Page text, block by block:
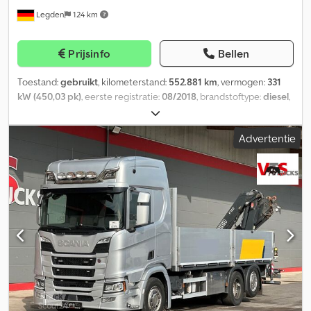
Legden 124 km
Prijsinfo Bellen
Toestand:gebruikt, kilometerstand: 552.881 km, vermogen: 331
kW (450,03 pk), eerste registratie:08/2018, brandstoftype:diesel,
, asconfiguratie:
keuring (TÜV):08/2026, remmen:retarder, kleur:zilver, soort
overbrenging:automatisch, emissieklasse: Euro 6
, totale lengte:
, totale breedte:2.550 mm , totale hoogte: 3.850 mm,
laadruimte lengte:6.658 mm, laadruimtebreedte:2.486 mm,
laadruimtehoogte:900 mm, Uitrusting:
ABS, airconditioning,
elektronisch stabiliteitsprogramma (ESP), kraan,
navigatiesysteem, roetfilter, standkachel , Scania R450 6x2 LL
laadbak (chassisnummer 12371) Cabine* Cabinetype: CR, hoog
dak, kleur: Arctic Silver Metallic * Airconditioning: automatisch *
Standkachel: WTA cabinekachel 3 kW * Extra cabinekoeling:
aanwezig * Luchtgeveerde comfortcabine * Elektrisch dakraam *
Comfortstoelen: bestuurderszijde Premium, bijrijderszijde
verstelbare stoel, beide met veloursbekleding * Onderbed: 800
Advertentie